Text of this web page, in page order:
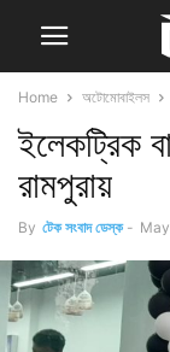
Home অটোমোবাইলস
ইলেকট্রিক
রামপুরায়
By টেক সংবাদ ডেস্ক -